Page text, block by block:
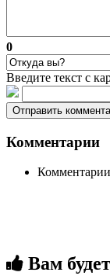
0
Введите текст с
Отправить
Комментарии
Вам